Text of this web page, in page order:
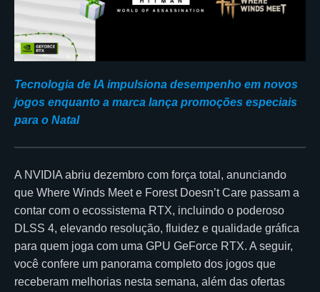
Tecnologia de IA impulsiona desempenho em novos
jogos enquanto a marca lança promoções especiais
para o Natal
A NVIDIA abriu dezembro com força total, anunciando
que Where Winds Meet e Forest Doesn’t Care passam a
contar com o ecossistema RTX, incluindo o poderoso
DLSS 4, elevando resolução, fluidez e qualidade gráfica
para quem joga com uma GPU GeForce RTX. A seguir,
você confere um panorama completo dos jogos que
receberam melhorias nesta semana, além das ofertas